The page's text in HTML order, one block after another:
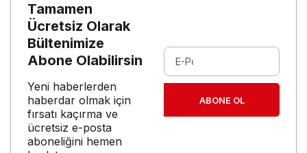
Tamamen
Ücretsiz Olarak
Bültenimize
Abone Olabilirsin
Yeni haberlerden
haberdar olmak için
fırsatı kaçırma ve
ücretsiz e-posta
aboneliğini hemen
ABONE OL